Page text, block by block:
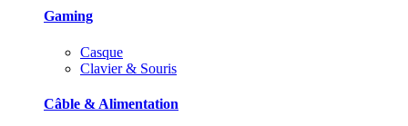
Gaming
Casque
Clavier & Souris
Câble & Alimentation